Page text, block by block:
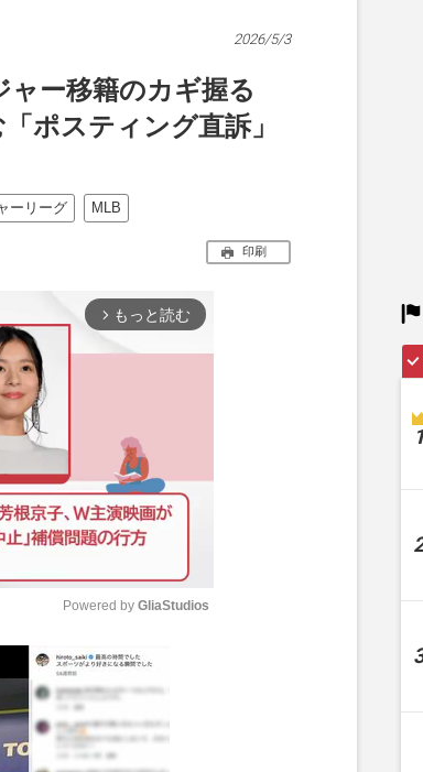
2026/5/3
ャー移籍のカギ握る
ポスティング直訴」
ーリーグ MLB
印刷
arrow_forward_ios もっと読む
M
u
t
Powered by GliaStudios